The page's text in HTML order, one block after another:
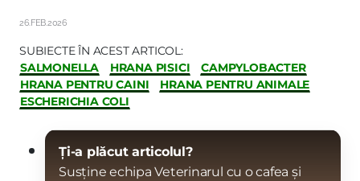
26.FEB.2026
SUBIECTE ÎN ACEST ARTICOL:
SALMONELLA
HRANA PISICI
CAMPYLOBACTER
HRANA PENTRU CAINI
HRANA PENTRU ANIMALE
ESCHERICHIA COLI
Ți-a plăcut articolul?
Susține echipa Veterinarul cu o cafea și